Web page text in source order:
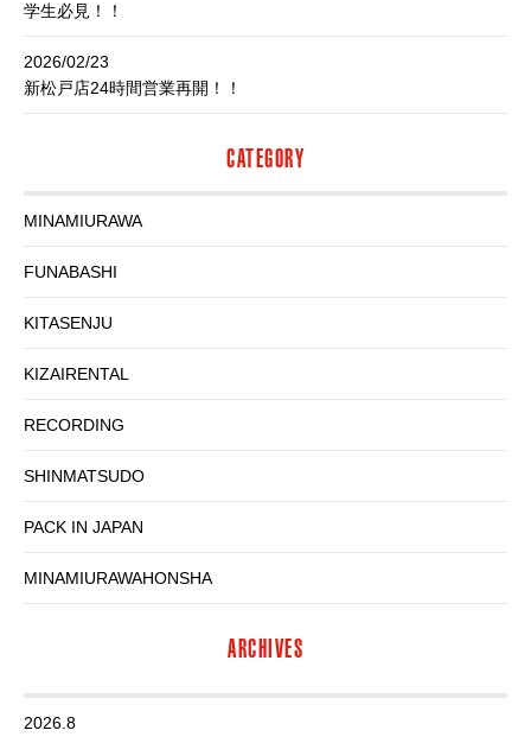
学生必見！！
2026/02/23
新松戸店24時間営業再開！！
CATEGORY
MINAMIURAWA
FUNABASHI
KITASENJU
KIZAIRENTAL
RECORDING
SHINMATSUDO
PACK IN JAPAN
MINAMIURAWAHONSHA
ARCHIVES
2026.8